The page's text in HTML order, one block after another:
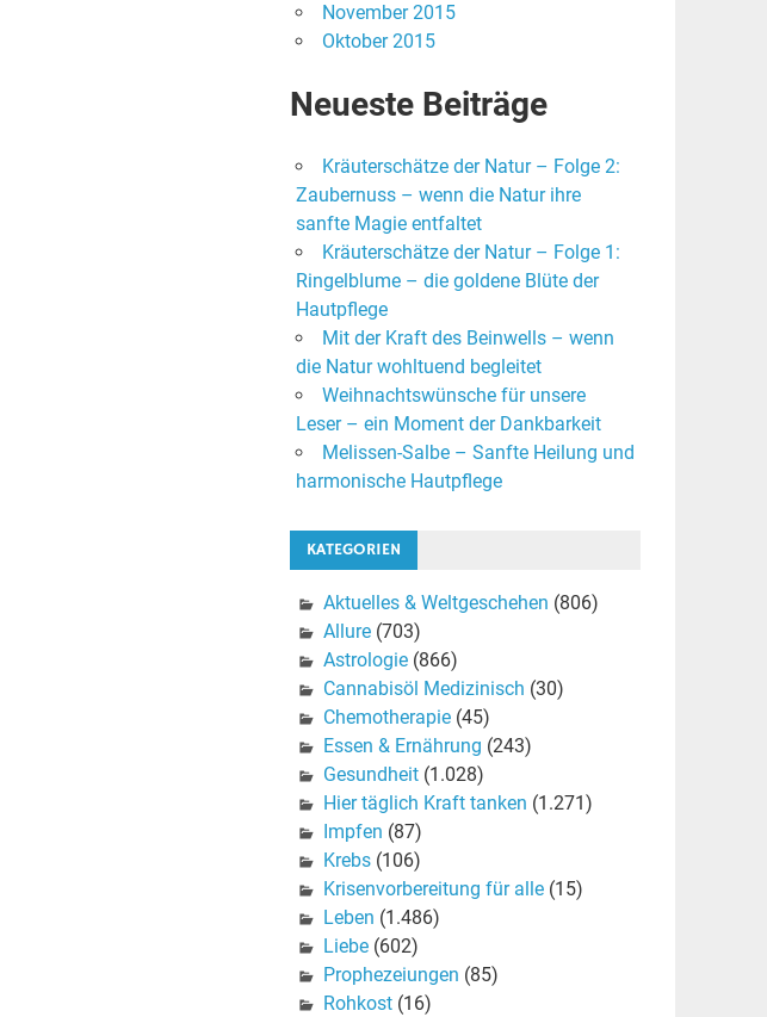
November 2015
Oktober 2015
Neueste Beiträge
Kräuterschätze der Natur – Folge 2:
Zaubernuss – wenn die Natur ihre
sanfte Magie entfaltet
Kräuterschätze der Natur – Folge 1:
Ringelblume – die goldene Blüte der
Hautpflege
Mit der Kraft des Beinwells – wenn
die Natur wohltuend begleitet
Weihnachtswünsche für unsere
Leser – ein Moment der Dankbarkeit
Melissen-Salbe – Sanfte Heilung und
harmonische Hautpflege
KATEGORIEN
Aktuelles & Weltgeschehen (806)
Allure(703)
Astrologie(866)
Cannabisöl Medizinisch (30)
Chemotherapie(45)
Essen & Ernährung (243)
Gesundheit(1.028)
Hier täglich Kraft tanken (1.271)
Impfen (87)
Krebs(106)
Krisenvorbereitung für alle(15)
Leben (1.486)
Liebe(602)
Prophezeiungen (85)
Rohkost(16)